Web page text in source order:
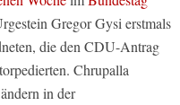
Gregor Gysi erstmals
die den CDU-Antrag
Chrupalla
in der